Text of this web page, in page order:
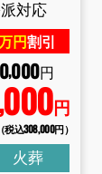
対応
円割引
,000円
000円
（税込308,000円）
火葬